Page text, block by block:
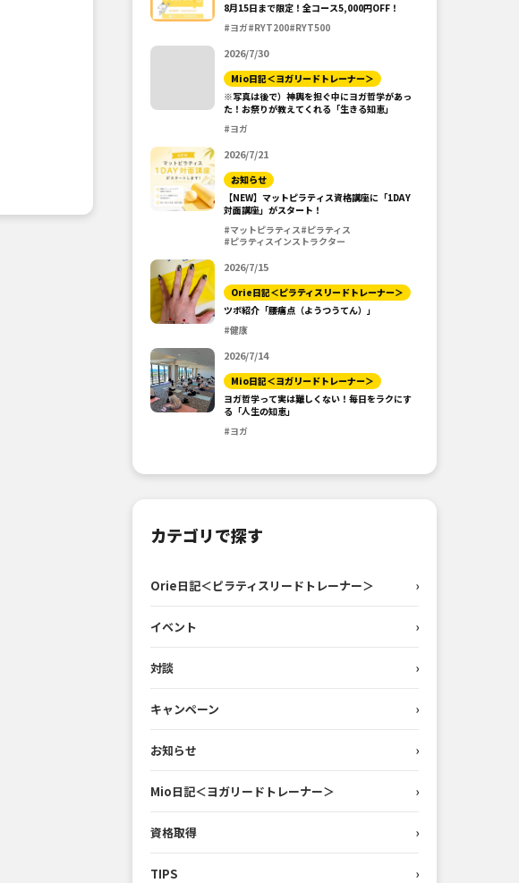
8月15日まで限定！全コース5,000円OFF！
#ヨガ#RYT200#RYT500
2026/7/30
Mio日記＜ヨガリードトレーナー＞
※写真は後で）神輿を担ぐ中にヨガ哲学があっ
た！お祭りが教えてくれる「生きる知恵」
#ヨガ
2026/7/21
お知らせ
【NEW】マットピラティス資格講座に「1DAY
対面講座」がスタート！
#マットピラティス#ピラティス
#ピラティスインストラクター
2026/7/15
Orie日記＜ピラティスリードトレーナー＞
ツボ紹介「腰痛点（ようつうてん）」
#健康
2026/7/14
Mio日記＜ヨガリードトレーナー＞
ヨガ哲学って実は難しくない！毎日をラクにす
る「人生の知恵」
#ヨガ
カテゴリで探す
Orie日記＜ピラティスリードトレーナー＞ ›
イベント ›
対談 ›
キャンペーン ›
お知らせ ›
Mio日記＜ヨガリードトレーナー＞ ›
資格取得 ›
TIPS ›